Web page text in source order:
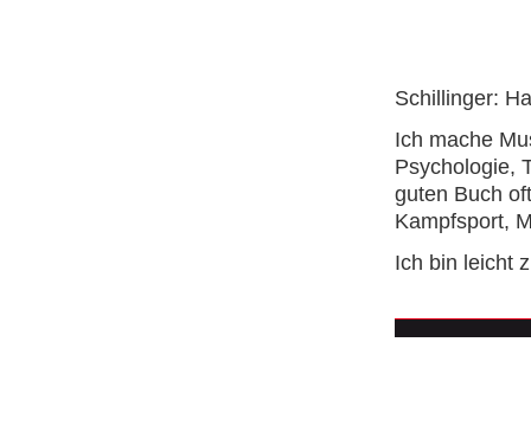
Schillinger:
Ich mache
Psychologie,
guten Buch
Kampfsport,
Ich bin leicht